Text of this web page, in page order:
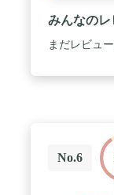
みんなのレ
まだレビュ
No.6